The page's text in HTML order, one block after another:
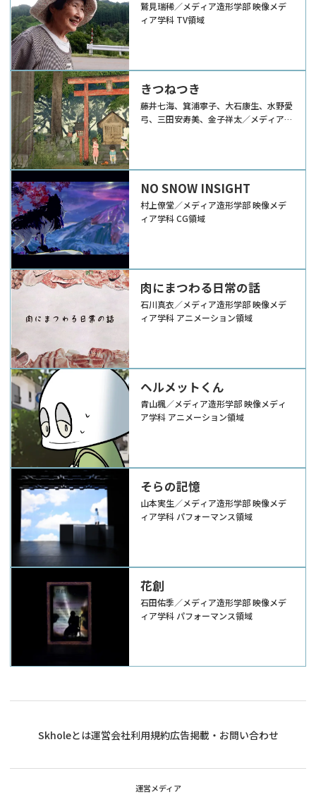
鷲見瑞稀／メディア造形学部 映像メデ
ィア学科 TV領域
きつねつき
藤井七海、箕浦寧子、大石康生、水野愛
弓、三田安寿美、金子祥太／メディア造
NO SNOW INSIGHT
村上僚堂／メディア造形学部 映像メデ
ィア学科 CG領域
肉にまつわる日常の話
石川真衣／メディア造形学部 映像メデ
ィア学科 アニメーション領域
ヘルメットくん
青山楓／メディア造形学部 映像メディ
ア学科 アニメーション領域
そらの記憶
山本実生／メディア造形学部 映像メデ
ィア学科 パフォーマンス領域
花創
石田佑季／メディア造形学部 映像メデ
ィア学科 パフォーマンス領域
Skholeとは運営会社利用規約広告掲載・お問い合わせ
運営メディア